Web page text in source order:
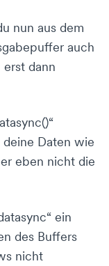
nun aus dem
auch
dann
deine Daten wie
eben nicht die
ein
des Buffers
nicht